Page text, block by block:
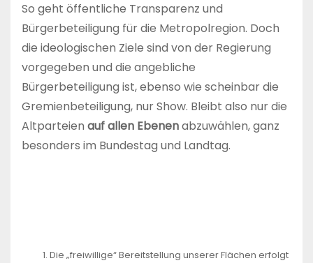
So geht öffentliche Transparenz und
Bürgerbeteiligung für die Metropolregion. Doch
die ideologischen Ziele sind von der Regierung
vorgegeben und die angebliche
Bürgerbeteiligung ist, ebenso wie scheinbar die
Gremienbeteiligung, nur Show. Bleibt also nur die
Altparteien auf allen Ebenenabzuwählen, ganz
besonders im Bundestag und Landtag.
Die „freiwillige“ Bereitstellung unserer Flächen erfolgt